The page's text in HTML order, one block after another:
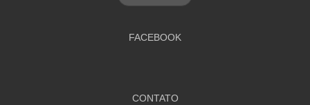
FACEBOOK
CONTATO